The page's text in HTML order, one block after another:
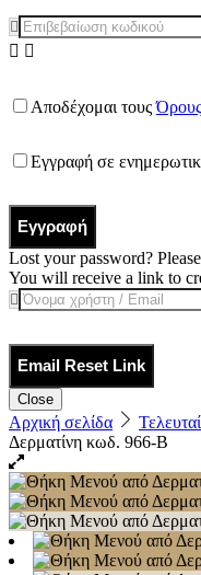
Αποδέχομαι τους
Εγγραφή σε
Εγγραφή
Lost your password?
You will receive a link to
Email Reset Link
Close
Αρχική σελίδα
Δερματίνη κωδ. 966-B